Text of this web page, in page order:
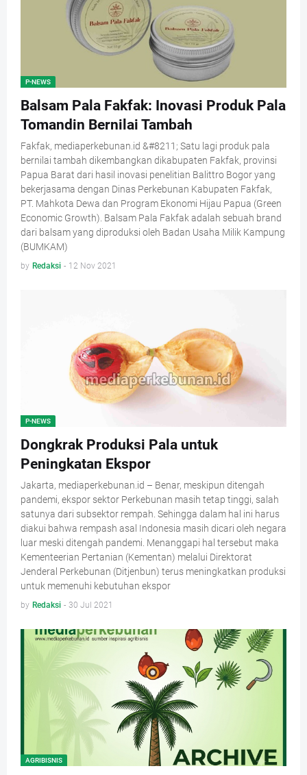
P-NEWS
Balsam Pala Fakfak: Inovasi Produk Pala
Tomandin Bernilai Tambah
Fakfak, mediaperkebunan.id &#8211; Satu lagi produk pala
bernilai tambah dikembangkan dikabupaten Fakfak, provinsi
Papua Barat dari hasil inovasi penelitian Balittro Bogor yang
bekerjasama dengan Dinas Perkebunan Kabupaten Fakfak,
PT. Mahkota Dewa dan Program Ekonomi Hijau Papua (Green
Economic Growth). Balsam Pala Fakfak adalah sebuah brand
dari balsam yang diproduksi oleh Badan Usaha Milik Kampung
(BUMKAM)
by Redaksi - 12 Nov 2021
P-NEWS
Dongkrak Produksi Pala untuk
Peningkatan Ekspor
Jakarta, mediaperkebunan.id – Benar, meskipun ditengah
pandemi, ekspor sektor Perkebunan masih tetap tinggi, salah
satunya dari subsektor rempah. Sehingga dalam hal ini harus
diakui bahwa rempash asal Indonesia masih dicari oleh negara
luar meski ditengah pandemi. Menanggapi hal tersebut maka
Kementeerian Pertanian (Kementan) melalui Direktorat
Jenderal Perkebunan (Ditjenbun) terus meningkatkan produksi
untuk memenuhi kebutuhan ekspor
by Redaksi - 30 Jul 2021
AGRIBISNIS